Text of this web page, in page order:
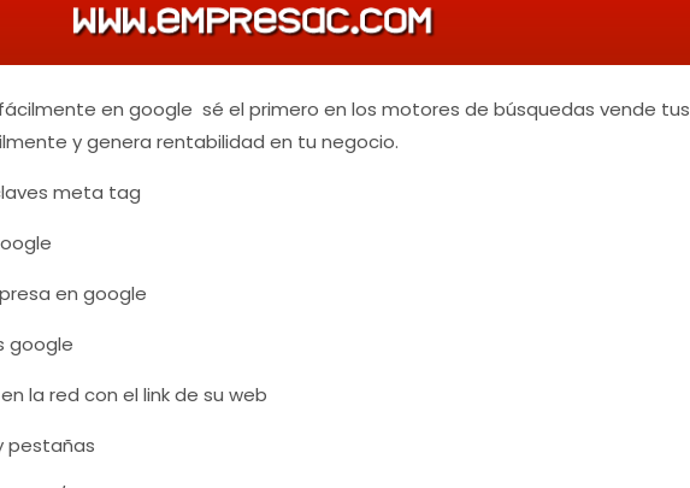
en google sé el primero en los motores de búsquedas vende tus
y genera rentabilidad en tu negocio.
meta tag
en google
google
la red con el link de su web
pestañas